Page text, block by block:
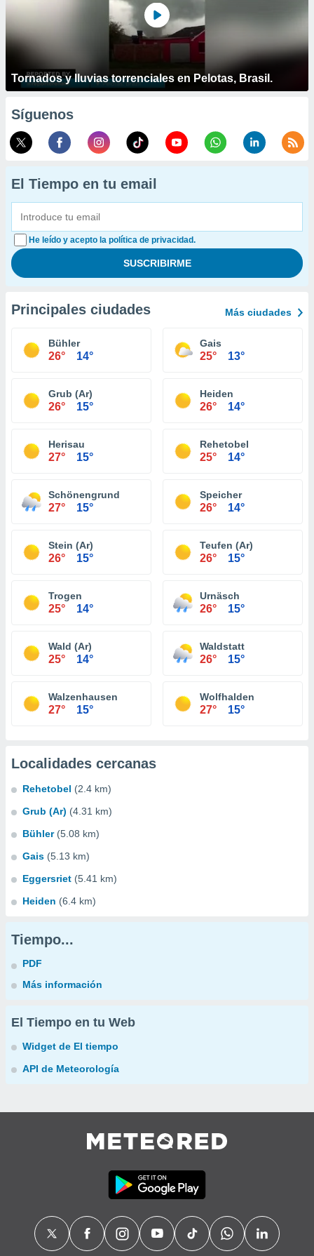
Tornados y lluvias torrenciales en Pelotas, Brasil.
Síguenos
El Tiempo en tu email
He leído y acepto la política de privacidad.
Principales ciudades Más ciudades
Bühler
26° 14°
Gais
25° 13°
Grub (Ar)
26° 15°
Heiden
26° 14°
Herisau
27° 15°
Rehetobel
25° 14°
Schönengrund
27° 15°
Speicher
26° 14°
Stein (Ar)
26° 15°
Teufen (Ar)
26° 15°
Trogen
25° 14°
Urnäsch
26° 15°
Wald (Ar)
25° 14°
Waldstatt
26° 15°
Walzenhausen
27° 15°
Wolfhalden
27° 15°
Localidades cercanas
Rehetobel (2.4 km)
Grub (Ar) (4.31 km)
Bühler (5.08 km)
Gais (5.13 km)
Eggersriet (5.41 km)
Heiden (6.4 km)
Tiempo...
PDF
Más información
El Tiempo en tu Web
Widget de El tiempo
API de Meteorología